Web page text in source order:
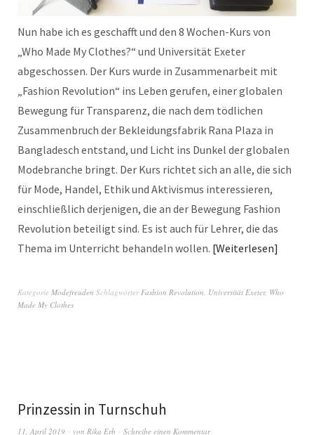
Nun habe ich es geschafft und den 8 Wochen-Kurs von
„Who Made My Clothes?“ und Universität Exeter
abgeschossen. Der Kurs wurde in Zusammenarbeit mit
„Fashion Revolution“ ins Leben gerufen, einer globalen
Bewegung für Transparenz, die nach dem tödlichen
Zusammenbruch der Bekleidungsfabrik Rana Plaza in
Bangladesch entstand, und Licht ins Dunkel der globalen
Modebranche bringt. Der Kurs richtet sich an alle, die sich
für Mode, Handel, Ethik und Aktivismus interessieren,
einschließlich derjenigen, die an der Bewegung Fashion
Revolution beteiligt sind. Es ist auch für Lehrer, die das
Thema im Unterricht behandeln wollen. Weiterlesen
Kategorie Modefreuden SchlagwörterFashion Revolution, Universität Exeter, Who
Made My Clothes
Prinzessin in Turnschuh
11. April 2019 von Rika Erb Schreibe einen Kommentar